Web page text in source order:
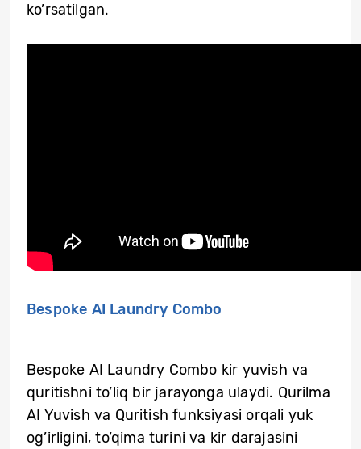
ko’rsatilgan.
Bespoke AI Laundry Combo
Bespoke AI Laundry Combo kir yuvish va
quritishni to’liq bir jarayonga ulaydi. Qurilma
AI Yuvish va Quritish funksiyasi orqali yuk
og’irligini, to’qima turini va kir darajasini